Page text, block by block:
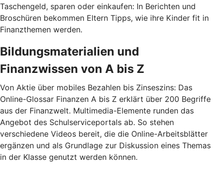
Taschengeld, sparen oder einkaufen: In Berichten und
Broschüren bekommen Eltern Tipps, wie ihre Kinder fit in
Finanzthemen werden.
Bildungsmaterialien und
Finanzwissen von A bis Z
Von Aktie über mobiles Bezahlen bis Zinseszins: Das
Online-Glossar Finanzen A bis Z erklärt über 200 Begriffe
aus der Finanzwelt. Multimedia-Elemente runden das
Angebot des Schulserviceportals ab. So stehen
verschiedene Videos bereit, die die Online-Arbeitsblätter
ergänzen und als Grundlage zur Diskussion eines Themas
in der Klasse genutzt werden können.